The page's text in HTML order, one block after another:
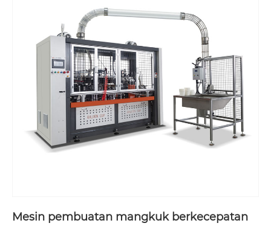
Mesin pembuatan mangkuk berkecepatan